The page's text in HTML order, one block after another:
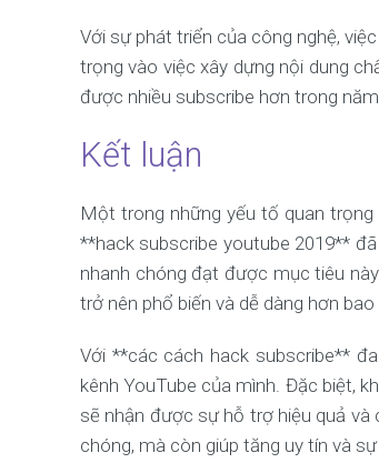
Với sự phát triển của công nghệ, việc
trọng vào việc xây dựng nội dung
được nhiều subscribe hơn trong
Kết luận
Một trong những yếu tố quan trọng
**hack subscribe youtube 2019**
nhanh chóng đạt được mục tiêu
trở nên phổ biến và dễ dàng hơn bao
Với **các cách hack subscribe**
kênh YouTube của mình. Đặc biệt,
sẽ nhận được sự hỗ trợ hiệu quả
chóng, mà còn giúp tăng uy tín và